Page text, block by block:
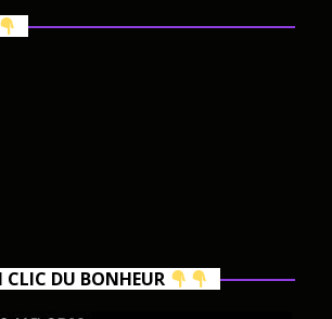
CLIC DU BONHEUR